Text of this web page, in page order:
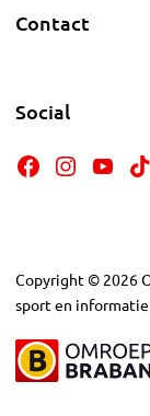
Contact
Social
Copyright © 2026
sport en